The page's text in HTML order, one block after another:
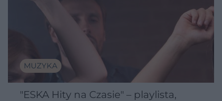
MUZYKA
"ESKA Hity na Czasie" – playlista,